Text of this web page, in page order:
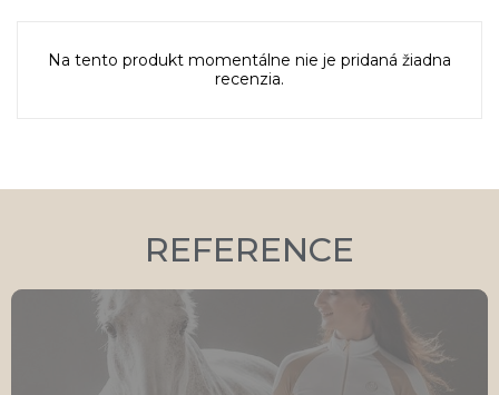
Na tento produkt momentálne nie je pridaná žiadna
recenzia.
REFERENCE